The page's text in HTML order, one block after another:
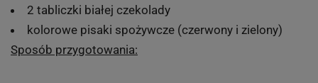
2 tabliczki białej czekolady
kolorowe pisaki spożywcze (czerwony i zielony)
Sposób przygotowania: